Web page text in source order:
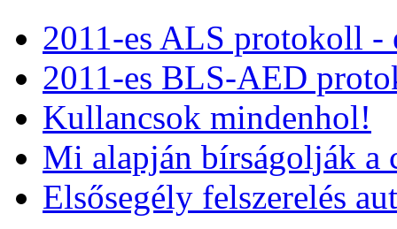
2011-es ALS protokoll -
2011-es BLS-AED
Kullancsok mindenhol!
Mi alapján bírságolják a
Elsősegély felszerelés